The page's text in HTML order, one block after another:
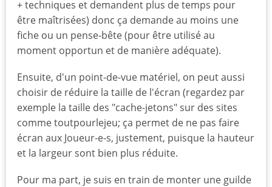
+ techniques et demandent plus de temps pour
être maîtrisées) donc ça demande au moins une
fiche ou un pense-bête (pour être utilisé au
moment opportun et de manière adéquate).
Ensuite, d'un point-de-vue matériel, on peut aussi
choisir de réduire la taille de l'écran (regardez par
exemple la taille des "cache-jetons" sur des sites
comme toutpourlejeu; ça permet de ne pas faire
écran aux Joueur-e-s, justement, puisque la hauteur
et la largeur sont bien plus réduite.
Pour ma part, je suis en train de monter une guilde